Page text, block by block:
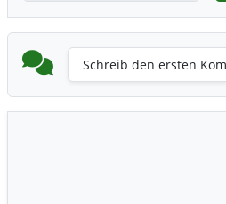
Schreib den ersten